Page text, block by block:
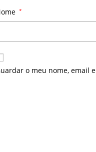
*
o meu nome, email